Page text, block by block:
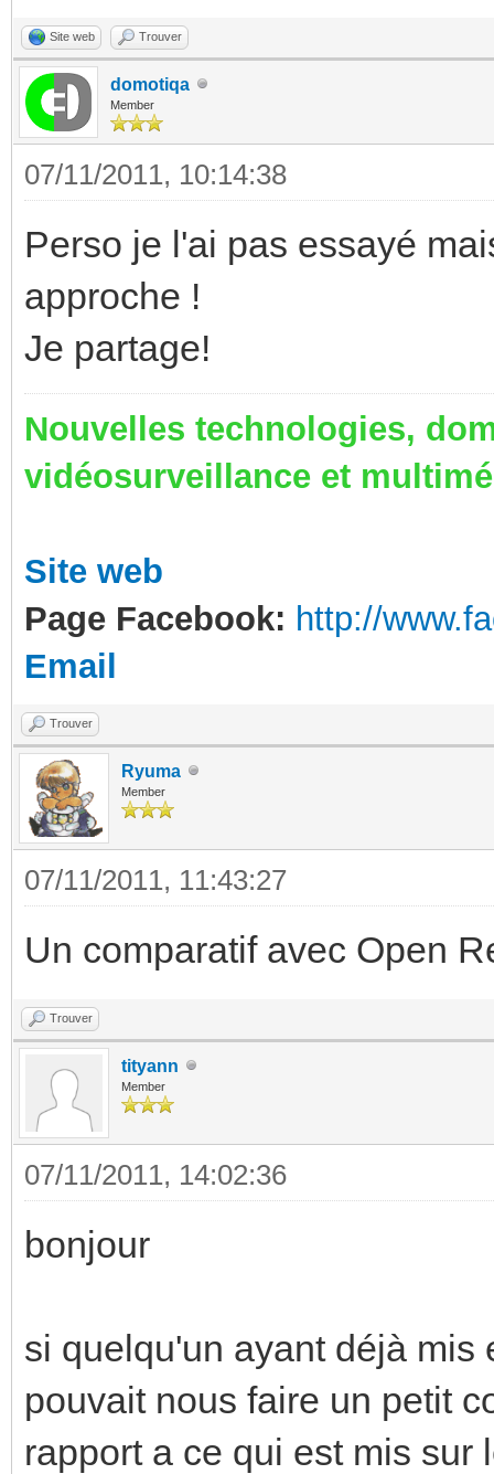
Site web Trouver
domotiqa
Member
07/11/2011, 10:14:38
Perso je l'ai pas essayé
approche !
Je partage!
Nouvelles technologies,
vidéosurveillance et
Site web
Page Facebook: http://
Email
Trouver
Ryuma
Member
07/11/2011, 11:43:27
Un comparatif avec Open
Trouver
tityann
Member
07/11/2011, 14:02:36
bonjour
si quelqu'un ayant déjà
pouvait nous faire un petit
rapport a ce qui est mis sur